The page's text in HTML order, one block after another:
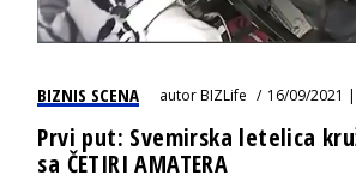
BIZNIS SCENA autorBIZLife 16/09/2021
Prvi put: Svemirska letelica
sa ČETIRI AMATERA